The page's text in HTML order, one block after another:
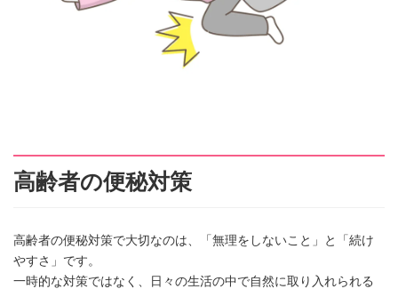
高齢者の便秘対策
高齢者の便秘対策で大切なのは、「無理をしないこと」と「続け
やすさ」です。
一時的な対策ではなく、日々の生活の中で自然に取り入れられる